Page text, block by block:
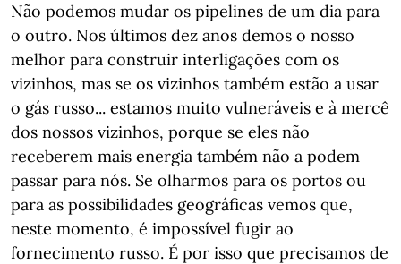
Não podemos mudar os pipelines de um dia para
o outro. Nos últimos dez anos demos o nosso
melhor para construir interligações com os
vizinhos, mas se os vizinhos também estão a usar
o gás russo... estamos muito vulneráveis e à mercê
dos nossos vizinhos, porque se eles não
receberem mais energia também não a podem
passar para nós. Se olharmos para os portos ou
para as possibilidades geográficas vemos que,
neste momento, é impossível fugir ao
fornecimento russo. É por isso que precisamos de